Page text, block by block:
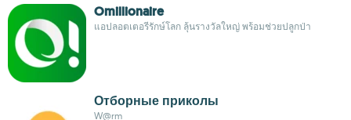
Omillionaire
แอปลอตเตอรีรักษ์โลก ลุ้นรางวัลใหญ่ พร้อมช่วยปลูกป่า
Отборные приколы
W@rm